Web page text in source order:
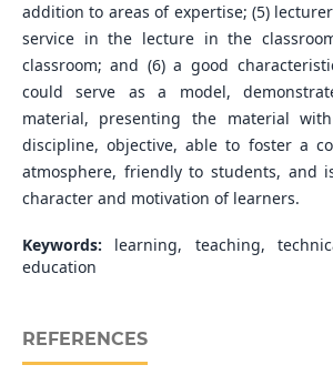
addition to areas of expertise; (5)
service in the lecture in the
classroom; and (6) a good
could serve as a model,
material, presenting the material
discipline, objective, able to foster a
atmosphere, friendly to students, and
character and motivation of learners.
Keywords: learning, teaching,
education
REFERENCES